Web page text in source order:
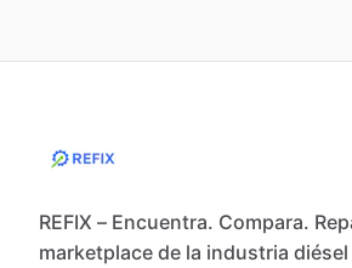
REFIX – Encuentra. Compara.
marketplace de la industria